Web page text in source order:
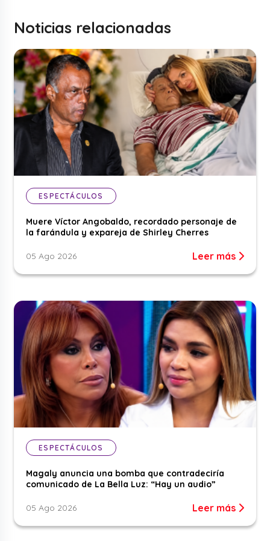
Noticias relacionadas
ESPECTÁCULOS
Muere Víctor Angobaldo, recordado personaje de
la farándula y expareja de Shirley Cherres
05 Ago 2026 Leer más
ESPECTÁCULOS
Magaly anuncia una bomba que contradeciría
comunicado de La Bella Luz: “Hay un audio”
05 Ago 2026 Leer más